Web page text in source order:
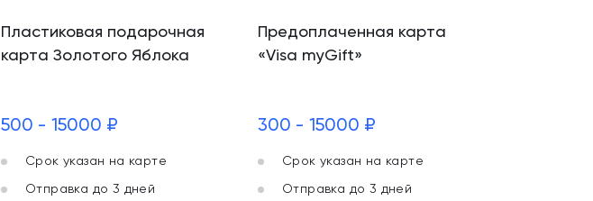
Пластиковая подарочная
карта Золотого Яблока
500 - 15000 ₽
Срок указан на карте
Отправка до 3 дней
Предоплаченная карта
«Visa myGift»
300 - 15000 ₽
Срок указан на карте
Отправка до 3 дней